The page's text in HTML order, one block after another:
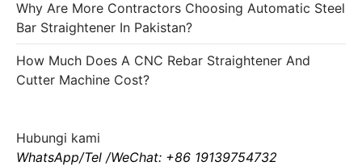
Why Are More Contractors Choosing Automatic Steel
Bar Straightener In Pakistan?
How Much Does A CNC Rebar Straightener And
Cutter Machine Cost?
Hubungi kami
WhatsApp/Tel /WeChat: +86 19139754732